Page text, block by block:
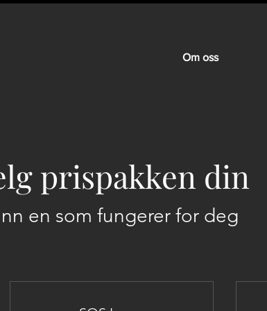
Om oss
prispakken din
en som fungerer for deg